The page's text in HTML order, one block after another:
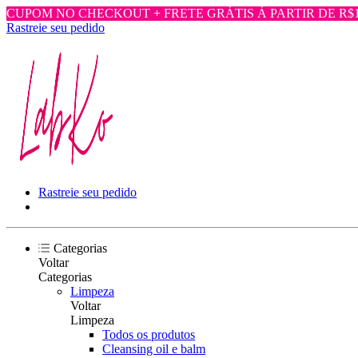
CUPOM NO CHECKOUT + FRETE GRÁTIS Á PARTIR DE
Rastreie seu pedido
Rastreie seu pedido
Categorias
Voltar
Categorias
Limpeza
Voltar
Limpeza
Todos os produtos
Cleansing oil e balm